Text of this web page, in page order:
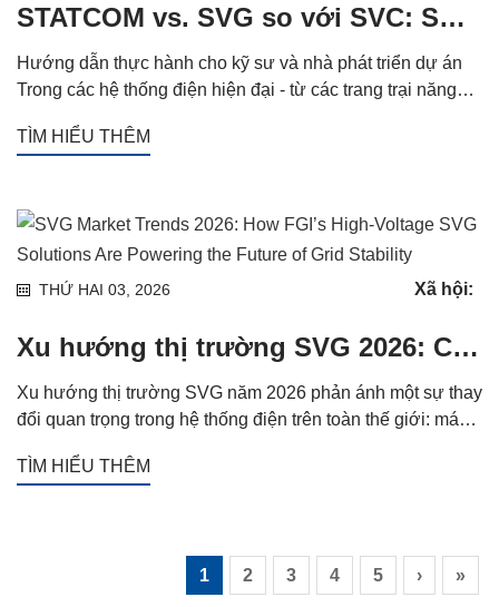
STATCOM vs. SVG so với SVC: Sự khác biệt thực sự là gì?
Hướng dẫn thực hành cho kỹ sư và nhà phát triển dự án
Trong các hệ thống điện hiện đại - từ các trang trại năng
máy thép - bù công suất phản kháng động không còn là tùy
hoán đổi cho nhau không? Cái nào phù hợp với dự án của
bạn nhất? Tại FGI, nhà sản xuất high-vo hàng đầu Trung
TÌM HIỂU THÊM
THỨ HAI 03, 2026 Xã hội:
Xu hướng thị trường SVG 2026: Các giải pháp SVG điện áp cao của FGI đang cung cấp năng lượng cho tương lai của sự ổn định lưới điện như thế nào
Xu hướng thị trường SVG năm 2026 phản ánh một sự thay
đổi quan trọng trong hệ thống điện trên toàn thế giới: máy
— chúng là cơ sở hạ tầng thiết yếu cho khả năng phục hồi
nhân dân tệ (2,1 tỷ đô la +) vào năm 2026 và nhu cầu toàn
cầu tăng tốc, trọng tâm đã chuyển sang độ tin cậy
TÌM HIỂU THÊM
1 2 3 4 5 › »